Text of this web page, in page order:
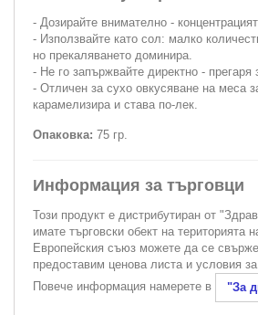
- Дозирайте внимателно -
- Използвайте като сол: малко
но прекаляването доминира.
- Не го запържвайте директно - прегаря
- Отличен за сухо овкусяване на меса
карамелизира и става по-лек.
Опаковка: 75 гр.
Информация за търговци
Този продукт е дистрибутиран от
имате търговски обект на територията
Европейския съюз можете да се
предоставим ценова листа и условия за
Повече информация намерете в
"За